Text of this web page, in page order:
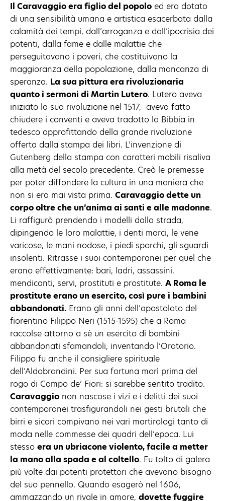
Il Caravaggio era figlio del popolo ed era dotato
di una sensibilità umana e artistica esacerbata dalla
calamità dei tempi, dall’arroganza e dall’ipocrisia dei
potenti, dalla fame e dalle malattie che
perseguitavano i poveri, che costituivano la
maggioranza della popolazione, dalla mancanza di
speranza. La sua pittura era rivoluzionaria
quanto i sermoni di Martin Lutero. Lutero aveva
iniziato la sua rivoluzione nel 1517, aveva fatto
chiudere i conventi e aveva tradotto la Bibbia in
tedesco approfittando della grande rivoluzione
offerta dalla stampa dei libri. L’invenzione di
Gutenberg della stampa con caratteri mobili risaliva
alla metà del secolo precedente. Creò le premesse
per poter diffondere la cultura in una maniera che
non si era mai vista prima. Caravaggio dette un
corpo oltre che un’anima ai santi e alle madonne.
Li raffigurò prendendo i modelli dalla strada,
dipingendo le loro malattie, i denti marci, le vene
varicose, le mani nodose, i piedi sporchi, gli sguardi
insolenti. Ritrasse i suoi contemporanei per quel che
erano effettivamente: bari, ladri, assassini,
mendicanti, servi, prostituti e prostitute. A Roma le
prostitute erano un esercito, così pure i bambini
abbandonati. Erano gli anni dell’apostolato del
fiorentino Filippo Neri (1515-1595) che a Roma
raccolse attorno a sè un esercito di bambini
abbandonati sfamandoli, inventando l’Oratorio.
Filippo fu anche il consigliere spirituale
dell’Aldobrandini. Per sua fortuna morì prima del
rogo di Campo de’ Fiori: si sarebbe sentito tradito.
Caravaggio non nascose i vizi e i delitti dei suoi
contemporanei trasfigurandoli nei gesti brutali che
birri e sicari compivano nei vari martirologi tanto di
moda nelle commesse dei quadri dell’epoca. Lui
stesso era un ubriacone violento, facile a metter
la mano alla spada e al coltello. Fu tolto di galera
più volte dai potenti protettori che avevano bisogno
del suo pennello. Quando esagerò nel 1606,
ammazzando un rivale in amore, dovette fuggire